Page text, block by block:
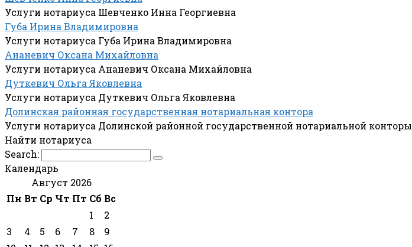
Услуги нотариуса Шевченко Инна Георгиевна
Губа Ирина Владимировна
Услуги нотариуса Губа Ирина Владимировна
Ананевич Оксана Михайловна
Услуги нотариуса Ананевич Оксана Михайловна
Дуткевич Ольга Яковлевна
Услуги нотариуса Дуткевич Ольга Яковлевна
Долинская районная государственная нотариальная контора
Услуги нотариуса Долинской районной государственной нотариальной конторы
Найти нотариуса
Search:
Календарь
Август 2026
Пн Вт Ср Чт Пт Сб Вс
1
2
3
4 5 6 7 8
9